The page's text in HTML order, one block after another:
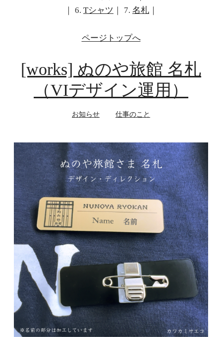
｜ 6. Tシャツ ｜ 7. 名札 ｜
ページトップへ
[works] ぬのや旅館 名札
（VIデザイン運用）
お知らせ 仕事のこと